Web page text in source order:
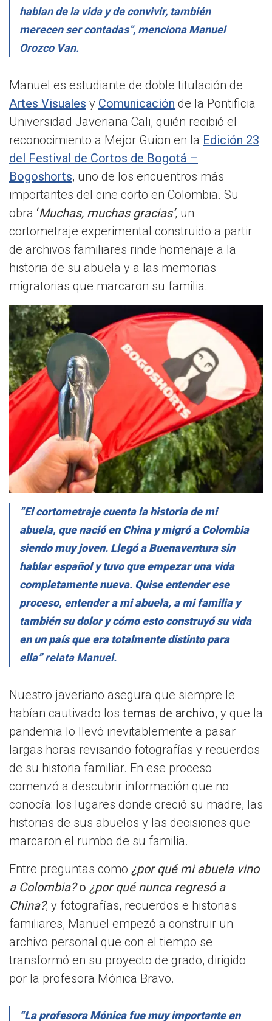
hablan de la vida y de convivir, también
merecen ser contadas”, menciona Manuel
Orozco Van.
Manuel es estudiante de doble titulación de
Artes Visuales y Comunicación de la Pontificia
Universidad Javeriana Cali, quién recibió el
reconocimiento a Mejor Guion en la Edición 23
del Festival de Cortos de Bogotá –
Bogoshorts, uno de los encuentros más
importantes del cine corto en Colombia. Su
obra ‘Muchas, muchas gracias’, un
cortometraje experimental construido a partir
de archivos familiares rinde homenaje a la
historia de su abuela y a las memorias
migratorias que marcaron su familia.
“El cortometraje cuenta la historia de mi
abuela, que nació en China y migró a Colombia
siendo muy joven. Llegó a Buenaventura sin
hablar español y tuvo que empezar una vida
completamente nueva. Quise entender ese
proceso, entender a mi abuela, a mi familia y
también su dolor y cómo esto construyó su vida
en un país que era totalmente distinto para
ella”relata Manuel.
Nuestro javeriano asegura que siempre le
habían cautivado los temas de archivo, y que la
pandemia lo llevó inevitablemente a pasar
largas horas revisando fotografías y recuerdos
de su historia familiar. En ese proceso
comenzó a descubrir información que no
conocía: los lugares donde creció su madre, las
historias de sus abuelos y las decisiones que
marcaron el rumbo de su familia.
Entre preguntas como ¿por qué mi abuela vino
a Colombia?o ¿por qué nunca regresó a
China?, y fotografías, recuerdos e historias
familiares, Manuel empezó a construir un
archivo personal que con el tiempo se
transformó en su proyecto de grado, dirigido
por la profesora Mónica Bravo.
“La profesora Mónica fue muy importante en